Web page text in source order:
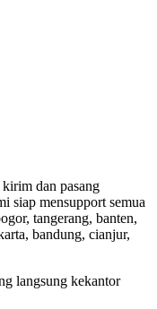
dan pasang
siap mensupport semua
tangerang, banten,
bandung, cianjur,
langsung kekantor